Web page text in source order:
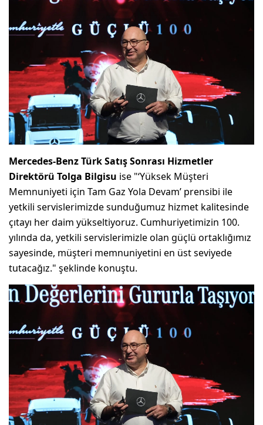
Mercedes-Benz Türk Satış Sonrası Hizmetler
Direktörü Tolga Bilgisu ise "‘Yüksek Müşteri
Memnuniyeti için Tam Gaz Yola Devam’ prensibi ile
yetkili servislerimizde sunduğumuz hizmet kalitesinde
çıtayı her daim yükseltiyoruz. Cumhuriyetimizin 100.
yılında da, yetkili servislerimizle olan güçlü ortaklığımız
sayesinde, müşteri memnuniyetini en üst seviyede
tutacağız." şeklinde konuştu.